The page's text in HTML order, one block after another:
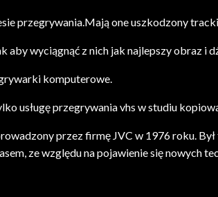
przegrywania.Mają one uszkodzony
wyciągnąć z nich jak najlepszy obraz i
komputerowe.
usługę przegrywania vhs w studiu
przez firmę JVC w 1976 roku.
ze względu na pojawienie się nowych